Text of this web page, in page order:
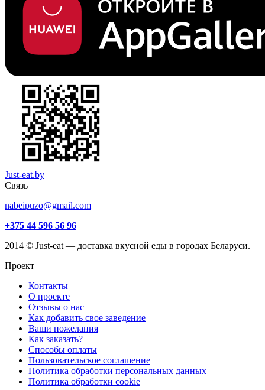
Just-eat.by
Связь
nabeipuzo@gmail.com
+375 44 596 56 96
2014 © Just-eat — доставка вкусной еды в городах Беларуси.
Проект
Контакты
О проекте
Отзывы о нас
Как добавить свое заведение
Ваши пожелания
Как заказать?
Способы оплаты
Пользовательское соглашение
Политика обработки персональных данных
Политика обработки cookie